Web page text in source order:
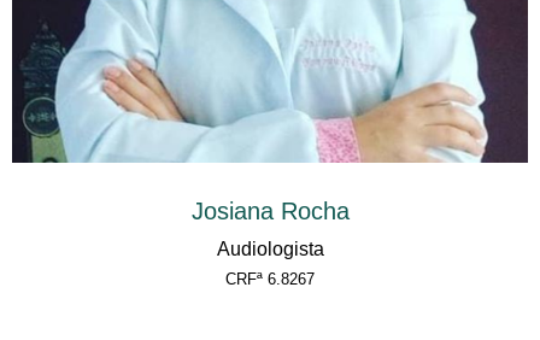
Josiana Rocha
Audiologista
CRFª 6.8267